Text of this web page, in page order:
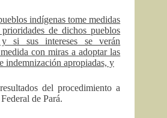
indígenas tome medidas
de dichos pueblos
si sus intereses se verán
con miras a adoptar las
indemnización apropiadas, y
del procedimiento a
de Pará.